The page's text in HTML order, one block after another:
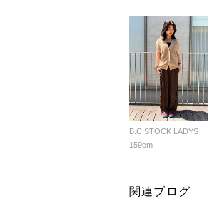
B.C STOCK LADYS
159cm
関連ブログ